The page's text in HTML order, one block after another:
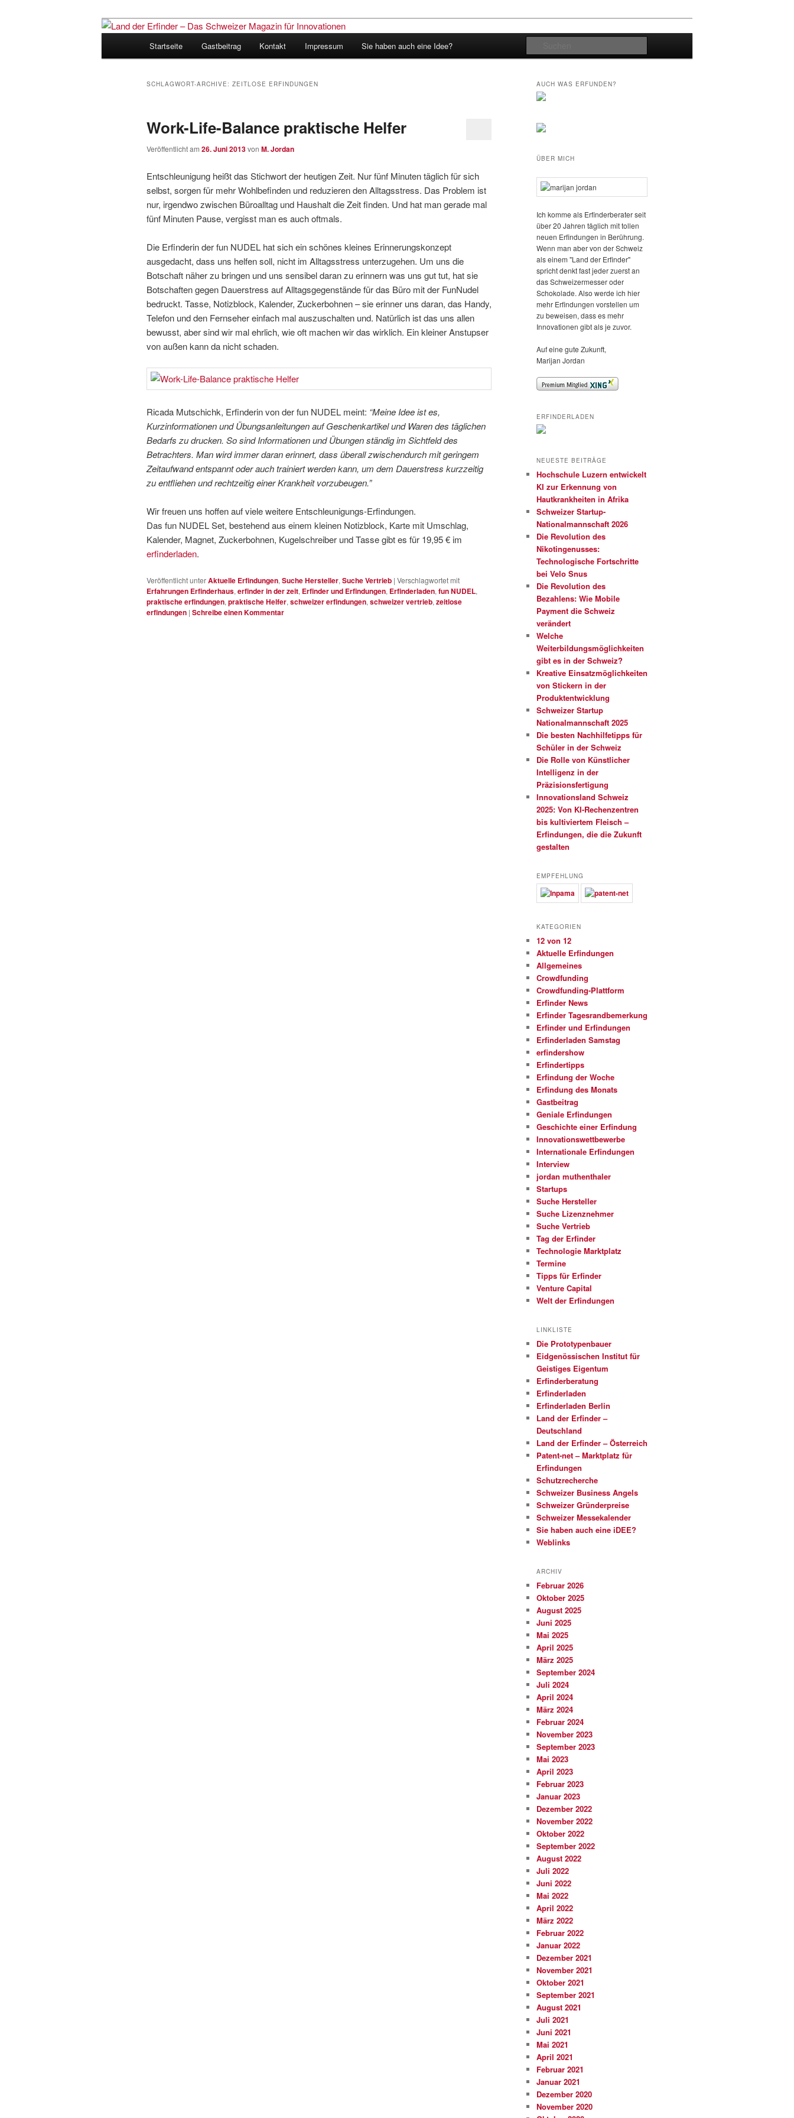
Land der Erfinder – Das Schweizer Magazin
für Innovationen
Startseite Gastbeitrag Kontakt Impressum Sie haben auch eine Idee?
SCHLAGWORT-ARCHIVE: ZEITLOSE ERFINDUNGEN
Work-Life-Balance praktische Helfer
Veröffentlicht am 26. Juni 2013von M. Jordan
Entschleunigung heißt das Stichwort der heutigen Zeit. Nur fünf Minuten täglich für sich
selbst, sorgen für mehr Wohlbefinden und reduzieren den Alltagsstress. Das Problem ist
nur, irgendwo zwischen Büroalltag und Haushalt die Zeit finden. Und hat man gerade mal
fünf Minuten Pause, vergisst man es auch oftmals.
Die Erfinderin der fun NUDEL hat sich ein schönes kleines Erinnerungskonzept
ausgedacht, dass uns helfen soll, nicht im Alltagsstress unterzugehen. Um uns die
Botschaft näher zu bringen und uns sensibel daran zu erinnern was uns gut tut, hat sie
Botschaften gegen Dauerstress auf Alltagsgegenstände für das Büro mit der FunNudel
bedruckt. Tasse, Notizblock, Kalender, Zuckerbohnen – sie erinner uns daran, das Handy,
Telefon und den Fernseher einfach mal auszuschalten und. Natürlich ist das uns allen
bewusst, aber sind wir mal ehrlich, wie oft machen wir das wirklich. Ein kleiner Anstupser
von außen kann da nicht schaden.
Ricada Mutschichk, Erfinderin von der fun NUDEL meint: “Meine Idee ist es,
Kurzinformationen und Übungsanleitungen auf Geschenkartikel und Waren des täglichen
Bedarfs zu drucken. So sind Informationen und Übungen ständig im Sichtfeld des
Betrachters. Man wird immer daran erinnert, dass überall zwischendurch mit geringem
Zeitaufwand entspannt oder auch trainiert werden kann, um dem Dauerstress kurzzeitig
zu entfliehen und rechtzeitig einer Krankheit vorzubeugen.”
Wir freuen uns hoffen auf viele weitere Entschleunigungs-Erfindungen.
Das fun NUDEL Set, bestehend aus einem kleinen Notizblock, Karte mit Umschlag,
Kalender, Magnet, Zuckerbohnen, Kugelschreiber und Tasse gibt es für 19,95 € im
erfinderladen.
Veröffentlicht unterAktuelle Erfindungen,Suche Hersteller,Suche Vertrieb | Verschlagwortet mit
Erfahrungen Erfinderhaus,erfinder in der zeit, Erfinder und Erfindungen, Erfinderladen,fun NUDEL,
praktische erfindungen,praktische Helfer,schweizer erfindungen,schweizer vertrieb,zeitlose
erfindungen | Schreibe einen Kommentar
AUCH WAS ERFUNDEN?
ÜBER MICH
Ich komme als Erfinderberater seit
über 20 Jahren täglich mit tollen
neuen Erfindungen in Berührung.
Wenn man aber von der Schweiz
als einem "Land der Erfinder"
spricht denkt fast jeder zuerst an
das Schweizermesser oder
Schokolade. Also werde ich hier
mehr Erfindungen vorstellen um
zu beweisen, dass es mehr
Innovationen gibt als je zuvor.
Auf eine gute Zukunft,
Marijan Jordan
ERFINDERLADEN
NEUESTE BEITRÄGE
Hochschule Luzern entwickelt
KI zur Erkennung von
Hautkrankheiten in Afrika
Schweizer Startup-
Nationalmannschaft 2026
Die Revolution des
Nikotingenusses:
Technologische Fortschritte
bei Velo Snus
Die Revolution des
Bezahlens: Wie Mobile
Payment die Schweiz
verändert
Welche
Weiterbildungsmöglichkeiten
gibt es in der Schweiz?
Kreative Einsatzmöglichkeiten
von Stickern in der
Produktentwicklung
Schweizer Startup
Nationalmannschaft 2025
Die besten Nachhilfetipps für
Schüler in der Schweiz
Die Rolle von Künstlicher
Intelligenz in der
Präzisionsfertigung
Innovationsland Schweiz
2025: Von KI-Rechenzentren
bis kultiviertem Fleisch –
Erfindungen, die die Zukunft
gestalten
EMPFEHLUNG
KATEGORIEN
12 von 12
Aktuelle Erfindungen
Allgemeines
Crowdfunding
Crowdfunding-Plattform
Erfinder News
Erfinder Tagesrandbemerkung
Erfinder und Erfindungen
Erfinderladen Samstag
erfindershow
Erfindertipps
Erfindung der Woche
Erfindung des Monats
Gastbeitrag
Geniale Erfindungen
Geschichte einer Erfindung
Innovationswettbewerbe
Internationale Erfindungen
Interview
jordan muthenthaler
Startups
Suche Hersteller
Suche Lizenznehmer
Suche Vertrieb
Tag der Erfinder
Technologie Marktplatz
Termine
Tipps für Erfinder
Venture Capital
Welt der Erfindungen
LINKLISTE
Die Prototypenbauer
Eidgenössischen Institut für
Geistiges Eigentum
Erfinderberatung
Erfinderladen
Erfinderladen Berlin
Land der Erfinder –
Deutschland
Land der Erfinder – Österreich
Patent-net – Marktplatz für
Erfindungen
Schutzrecherche
Schweizer Business Angels
Schweizer Gründerpreise
Schweizer Messekalender
Sie haben auch eine iDEE?
Weblinks
ARCHIV
Februar 2026
Oktober 2025
August 2025
Juni 2025
Mai 2025
April 2025
März 2025
September 2024
Juli 2024
April 2024
März 2024
Februar 2024
November 2023
September 2023
Mai 2023
April 2023
Februar 2023
Januar 2023
Dezember 2022
November 2022
Oktober 2022
September 2022
August 2022
Juli 2022
Juni 2022
Mai 2022
April 2022
März 2022
Februar 2022
Januar 2022
Dezember 2021
November 2021
Oktober 2021
September 2021
August 2021
Juli 2021
Juni 2021
Mai 2021
April 2021
Februar 2021
Januar 2021
Dezember 2020
November 2020